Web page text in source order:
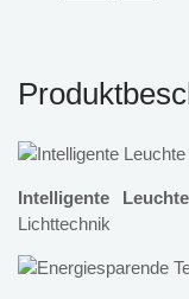
Intelligente
Lichttechnik